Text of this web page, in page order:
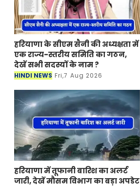
हरियाणा के सीएम सैनी की अध्यक्षता में
एक राज्य-स्तरीय समिति का गठन,
देखें सभी सदस्यों के नाम ?
HINDI NEWS Fri,7 Aug 2026
हरियाणा में तूफानी बारिश का अलर्ट
जारी, देखें मौसम विभाग का बड़ा अपडेट